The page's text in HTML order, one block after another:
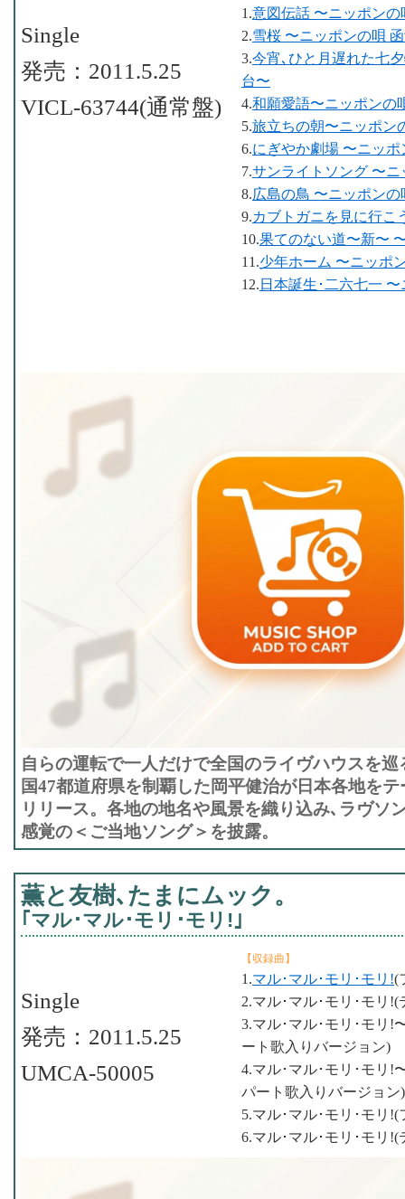
1.意図伝話 〜ニッポンの
2.雪桜 〜ニッポンの唄
3.今宵､ひと月遅れた七
台〜
4.和願愛語〜ニッポンの
5.旅立ちの朝〜ニッポン
6.にぎやか劇場 〜ニッ
7.サンライトソング 〜
8.広島の鳥 〜ニッポンの
9.カブトガニを見に行こ
10.果てのない道〜新〜
11.少年ホーム 〜ニッポ
12. 日本誕生･二六七一
Single
発売：2011.5.25
VICL-63744(通常盤)
自らの運転で一人だけで全国のライヴハウスを
国47都道府県を制覇した岡平健治が日本各地を
リリース。各地の地名や風景を織り込み､ラヴソ
感覚の＜ご当地ソング＞を披露。
薫と友樹､たまにムック。
｢マル･マル･モリ･モリ!｣
【収録曲】
1.マル･マル･モリ･モリ!(
2.マル･マル･モリ･モリ!(
3.マル･マル･モリ･モリ!
ート歌入りバージョン)
4.マル･マル･モリ･モリ!
パート歌入りバージョン)
5.マル･マル･モリ･モリ
6.マル･マル･モリ･モリ
Single
発売：2011.5.25
UMCA-50005